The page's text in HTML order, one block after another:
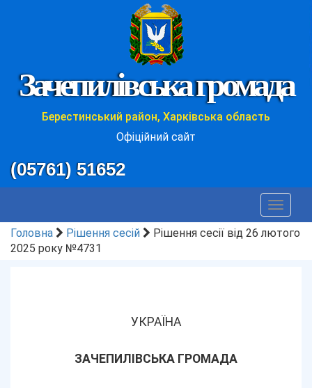
Зачепилівська громада
Берестинський район, Харківська область
Офіційний сайт
(05761) 51652
Toggle
Головна
Рішення сесій
Рішення сесії від 26 лютого
2025 року №4731
УКРАЇНА
ЗАЧЕПИЛІВСЬКА ГРОМАДА